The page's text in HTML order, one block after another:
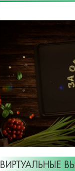
ВИРТУАЛЬНЫЕ